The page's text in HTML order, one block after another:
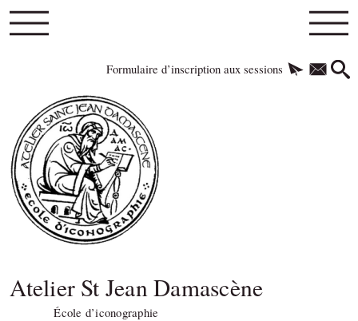
Formulaire d’inscription aux sessions
Atelier St Jean Damascène
École d’iconographie